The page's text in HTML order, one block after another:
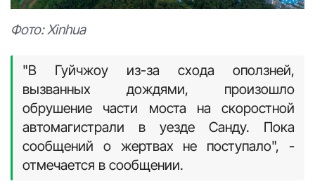
Фото: Xinhua
"В Гуйчжоу из-за схода оползней,
вызванных дождями, произошло
обрушение части моста на скоростной
автомагистрали в уезде Санду. Пока
сообщений о жертвах не поступало", -
отмечается в сообщении.